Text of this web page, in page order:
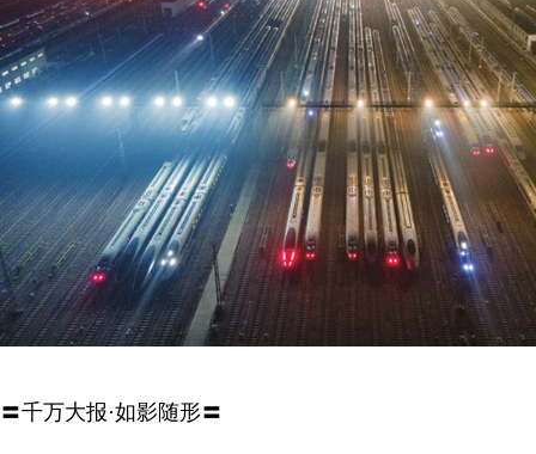
〓千万大报·如影随形〓